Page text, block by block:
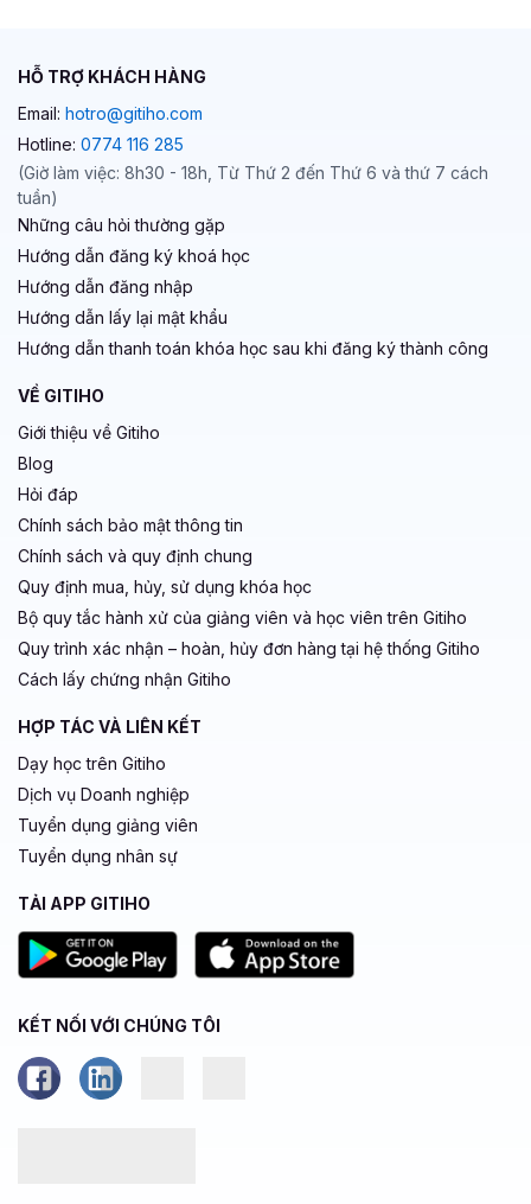
HỖ TRỢ KHÁCH HÀNG
Email: hotro@gitiho.com
Hotline: 0774 116 285
(Giờ làm việc: 8h30 - 18h, Từ Thứ 2 đến Thứ 6 và thứ 7 cách
tuần)
Những câu hỏi thường gặp
Hướng dẫn đăng ký khoá học
Hướng dẫn đăng nhập
Hướng dẫn lấy lại mật khẩu
Hướng dẫn thanh toán khóa học sau khi đăng ký thành công
VỀ GITIHO
Giới thiệu về Gitiho
Blog
Hỏi đáp
Chính sách bảo mật thông tin
Chính sách và quy định chung
Quy định mua, hủy, sử dụng khóa học
Bộ quy tắc hành xử của giảng viên và học viên trên Gitiho
Quy trình xác nhận – hoàn, hủy đơn hàng tại hệ thống Gitiho
Cách lấy chứng nhận Gitiho
HỢP TÁC VÀ LIÊN KẾT
Dạy học trên Gitiho
Dịch vụ Doanh nghiệp
Tuyển dụng giảng viên
Tuyển dụng nhân sự
TẢI APP GITIHO
KẾT NỐI VỚI CHÚNG TÔI